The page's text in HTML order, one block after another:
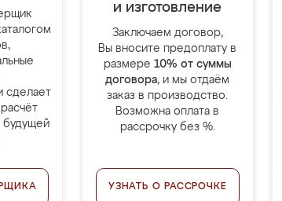
сделает
будущей
и изготовление
Заключаем договор,
Вы вносите предоплату в
размере 10% от суммы
договора, и мы отдаём
заказ в производство.
Возможна оплата в
рассрочку без %.
УЗНАТЬ О РАССРОЧКЕ